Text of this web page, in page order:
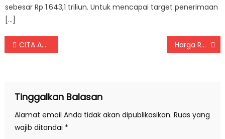
sebesar Rp 1.643,1 triliun. Untuk mencapai target penerimaan
[…]
Navigasi pos
CITA Apresiasi Kebijakan Baru Kemenkeu Soal Pajak dan Bea Cukai Harga Rokok di Indonesia Paling Mahal, Ini Ceritanya
Tinggalkan Balasan
Alamat email Anda tidak akan dipublikasikan. Ruas yang
wajib ditandai *